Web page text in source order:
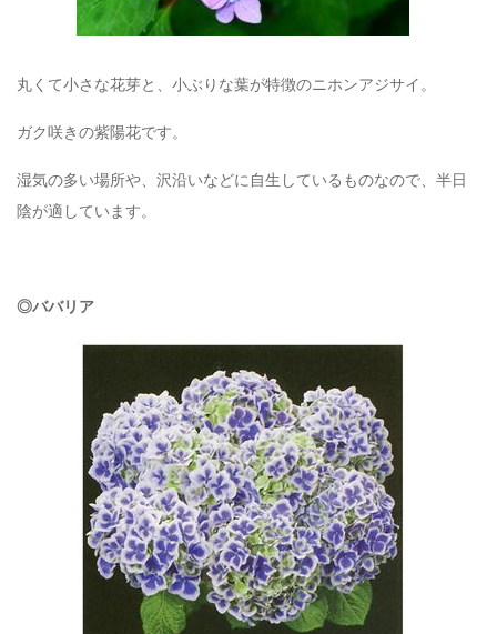
丸くて小さな花芽と、小ぶりな葉が特徴のニホンアジサイ。
ガク咲きの紫陽花です。
湿気の多い場所や、沢沿いなどに自生しているものなので、半日
陰が適しています。
◎ババリア